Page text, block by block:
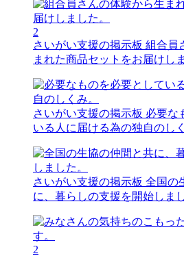
2
さいがい支援の掲示板 組合員
まれた商品セットをお届けし
さいがい支援の掲示板 必要な
いる人に届ける為の独自のし
さいがい支援の掲示板 全国の
に、暮らしの支援を開始しま
2